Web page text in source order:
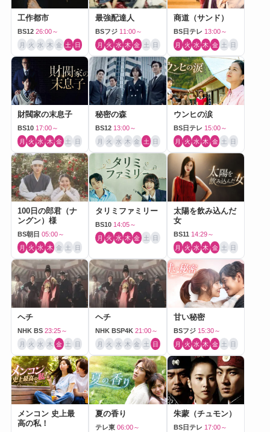
工作都市
BS12 26:00～
月 火 水 木 金 土 日
最強配達人
BSフジ 11:00～
月 火 水 木 金 土 日
商道（サンド）
BS日テレ 13:00～
月 火 水 木 金 土 日
財閥家の末息子
BS10 17:00～
月 火 水 木 金 土 日
秘密の森
BS12 13:00～
月 火 水 木 金 土 日
ウンヒの涙
BS日テレ 15:00～
月 火 水 木 金 土 日
100日の郎君（ナ
ングン）様
BS朝日 05:00～
月 火 水 木 金 土 日
タリミファミリー
BS10 14:05～
月 火 水 木 金 土 日
太陽を飲み込んだ
女
BS11 14:29～
月 火 水 木 金 土 日
ヘチ
NHK BS 23:25～
月 火 水 木 金 土 日
ヘチ
NHK BSP4K 21:00～
月 火 水 木 金 土 日
甘い秘密
BSフジ 15:30～
月 火 水 木 金 土 日
メンコン 史上最
高の私！
夏の香り
テレ東 06:00～
朱蒙（チュモン）
BS日テレ 17:00～